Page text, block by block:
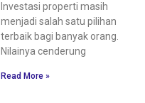
Investasi properti masih
menjadi salah satu pilihan
terbaik bagi banyak orang.
Nilainya cenderung
Read More »